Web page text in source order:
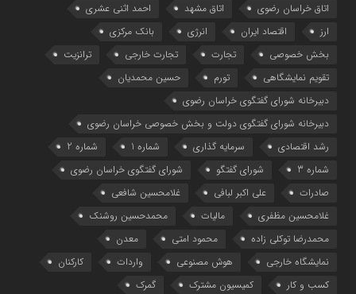
اتاق خراسان رضوی
اتاق مشهد
احمد اثنی عشری
ارز
اقتصاد ایران انرژی
بانک مرکزی
بخش خصوصی
تجارت تجارت خارجی
ترانزیت
تقویم نمایشگاهی
تورم
حسین محمدیان
دبیرخانه شورای گفتگوی خراسان رضوی
دبیرخانه شورای گفتگوی دولت و بخش خصوصی خراسان رضوی
رشد اقتصادی
سرمایه گذاری شماره 1
شماره 2
شماره 3
شورای گفتگو
شورای گفتگوی خراسان رضوی
صادرات
علی اکبر لبافی
غلامحسین شافعی
غلامحسین مظفری
مالیات
محمدحسین روشنک
محمدرضا توکلی زاده
محمود امتی
معدن
نمایشگاه خارجی
هوش مصنوعی واردات
کارکنان
کسب و کار
کمیسیون مشترک گمرک